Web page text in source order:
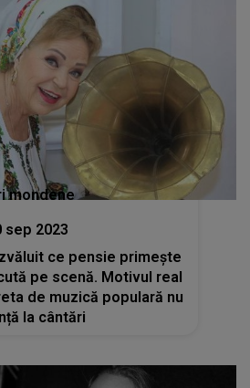
mondene
sep 2023
ce pensie primește
pe scenă. Motivul real
de muzică populară nu
la cântări